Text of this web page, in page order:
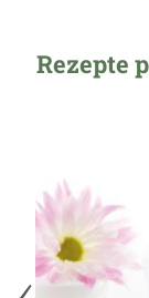
Rezepte
hinzufügen